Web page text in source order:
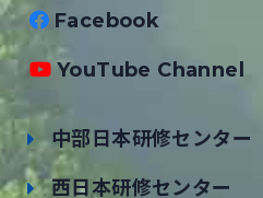
Facebook
YouTube Channel
中部日本研修センター
西日本研修センター